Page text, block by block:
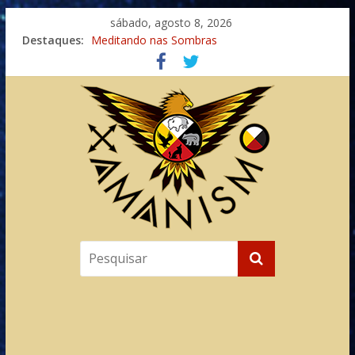
sábado, agosto 8, 2026
Destaques: Meditando nas Sombras
Autosuficiência: A Jornada do Espírito Ancestral
Xamanismo Universal
Totens – Caminho Espiritual – Crescimento
Imaginação na Cura